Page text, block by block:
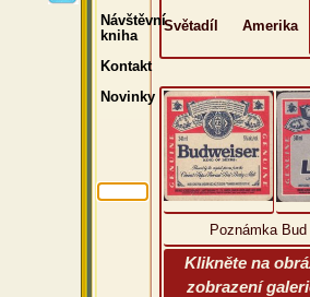
Světadíl Amerika
Poznámka Bud
Klikněte na
zobrazení
Návštěvní
kniha
Kontakt
Novinky